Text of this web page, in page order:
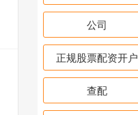
公司
正规股票配资开户
查配